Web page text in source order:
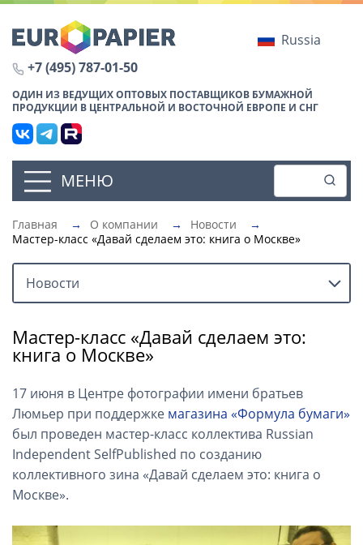
Russia
+7 (495) 787-01-50
ОДИН ИЗ ВЕДУЩИХ ОПТОВЫХ ПОСТАВЩИКОВ БУМАЖНОЙ
ПРОДУКЦИИ В ЦЕНТРАЛЬНОЙ И ВОСТОЧНОЙ ЕВРОПЕ И СНГ
МЕНЮ
Главная → О компании → Новости
→
Мастер-класс «Давай сделаем это: книга о Москве»
Новости
Мастер-класс «Давай сделаем это:
книга о Москве»
17 июня в Центре фотографии имени братьев
Люмьер при поддержке магазина «Формула бумаги»
был проведен мастер-класс коллектива Russian
Independent SelfPublished по созданию
коллективного зина «Давай сделаем это: книга о
Москве».